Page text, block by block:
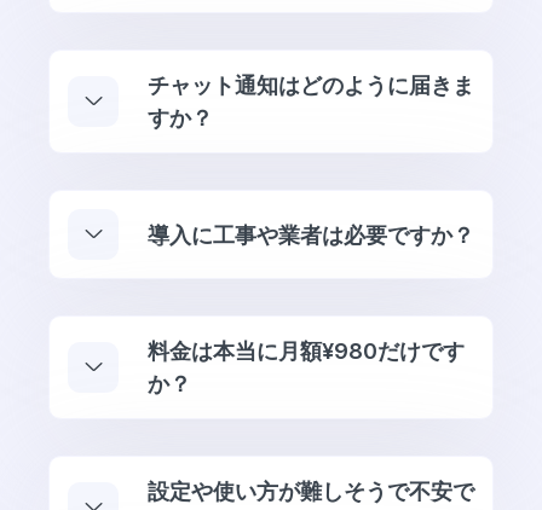
チャット通知はどのように届きま
すか？
導入に工事や業者は必要ですか？
料金は本当に月額¥980だけです
か？
設定や使い方が難しそうで不安で